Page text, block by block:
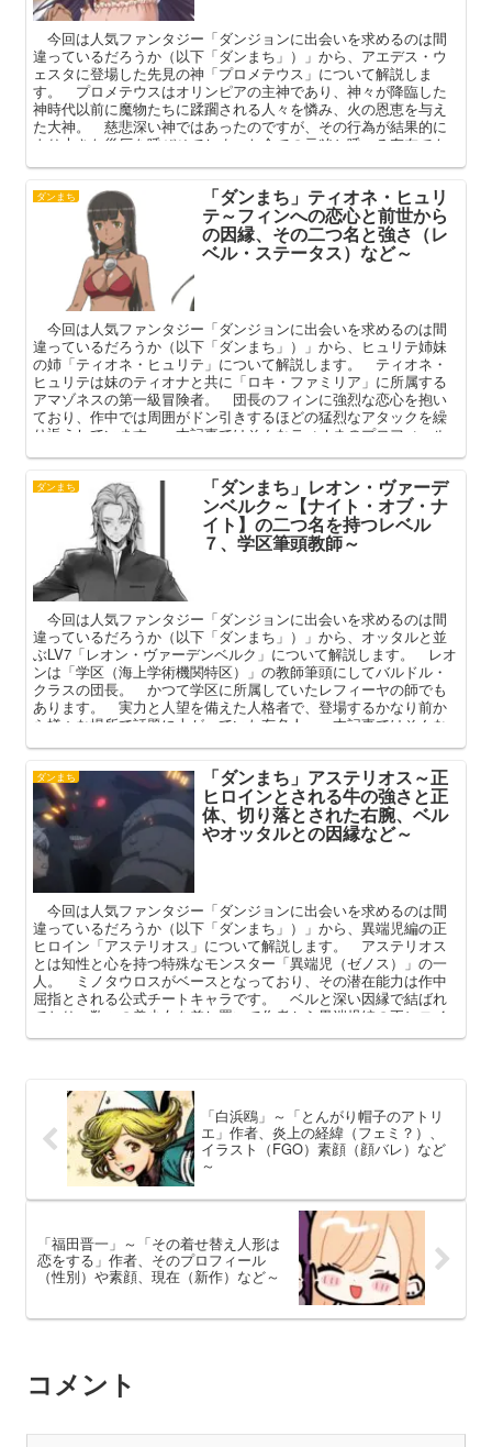
今回は人気ファンタジー「ダンジョンに出会いを求めるのは間
違っているだろうか（以下「ダンまち」）」から、アエデス・ウ
ェスタに登場した先見の神「プロメテウス」について解説しま
す。 プロメテウスはオリンピアの主神であり、神々が降臨した
神時代以前に魔物たちに蹂躙される人々を憐み、火の恩恵を与え
た大神。 慈悲深い神ではあったのですが、その行為が結果的に
より大きな災厄を呼びせてしまった全ての元凶と呼べる存在でも
す。
ダンまち 「ダンまち」ティオネ・ヒュリ
テ～フィンへの恋心と前世から
の因縁、その二つ名と強さ（レ
ベル・ステータス）など～
今回は人気ファンタジー「ダンジョンに出会いを求めるのは間
違っているだろうか（以下「ダンまち」）」から、ヒュリテ姉妹
の姉「ティオネ・ヒュリテ」について解説します。 ティオネ・
ヒュリテは妹のティオナと共に「ロキ・ファミリア」に所属する
アマゾネスの第一級冒険者。 団長のフィンに強烈な恋心を抱い
ており、作中では周囲がドン引きするほどの猛烈なアタックを繰
り返えしています。 本記事ではそんなティオネのプロフィール
ダンまち 「ダンまち」レオン・ヴァーデ
ンベルク～【ナイト・オブ・ナ
イト】の二つ名を持つレベル
７、学区筆頭教師～
今回は人気ファンタジー「ダンジョンに出会いを求めるのは間
違っているだろうか（以下「ダンまち」）」から、オッタルと並
ぶLV7「レオン・ヴァーデンベルク」について解説します。 レオ
ンは「学区（海上学術機関特区）」の教師筆頭にしてバルドル・
クラスの団長。 かつて学区に所属していたレフィーヤの師でも
あります。 実力と人望を備えた人格者で、登場するかなり前か
ら様々な場所で話題に上がっていた有名人。 本記事ではそんな
ダンまち 「ダンまち」アステリオス～正
ヒロインとされる牛の強さと正
体、切り落とされた右腕、ベル
やオッタルとの因縁など～
今回は人気ファンタジー「ダンジョンに出会いを求めるのは間
違っているだろうか（以下「ダンまち」）」から、異端児編の正
ヒロイン「アステリオス」について解説します。 アステリオス
とは知性と心を持つ特殊なモンスター「異端児（ゼノス）」の一
人。 ミノタウロスがベースとなっており、その潜在能力は作中
屈指とされる公式チートキャラです。 ベルと深い因縁で結ばれ
ており、数々の美少女を差し置いて作者から異端児編の正ヒロイ
「白浜鴎」～「とんがり帽子のアトリ
エ」作者、炎上の経緯（フェミ？）、
イラスト（FGO）素顔（顔バレ）など
～
「福田晋一」～「その着せ替え人形は
恋をする」作者、そのプロフィール
（性別）や素顔、現在（新作）など～
コメント